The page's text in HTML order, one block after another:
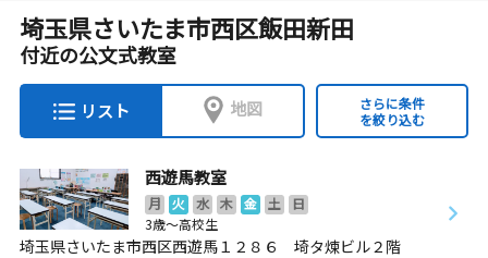
埼玉県さいたま市西区飯田新田
付近の公文式教室
リスト 地図
さらに条件
を絞り込む
西遊馬教室
月 火 水 木 金 土
日
3歳～高校生
埼玉県さいたま市西区西遊馬１２８６ 埼タ煉ビル２階